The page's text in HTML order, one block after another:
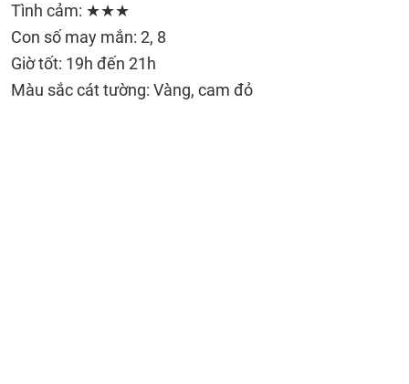
Tình cảm: ★★★
Con số may mắn: 2, 8
Giờ tốt: 19h đến 21h
Màu sắc cát tường: Vàng, cam đỏ